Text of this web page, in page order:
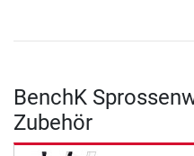
BenchK
Zubehör